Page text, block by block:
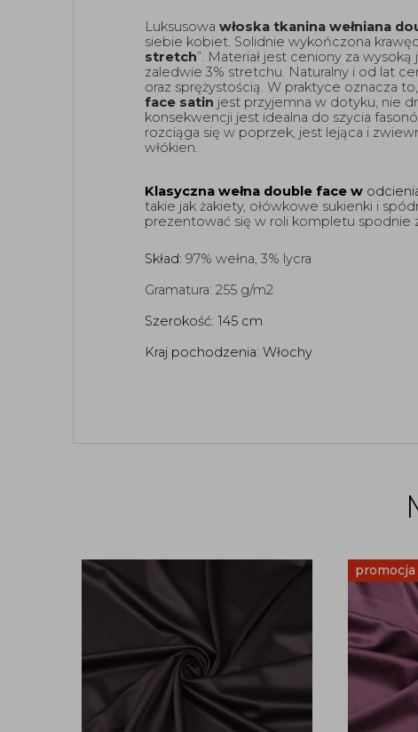
Luksusowa włoska tkanina wełniana
siebie kobiet. Solidnie wykończona
stretch”. Materiał jest ceniony za wysoką
zaledwie 3% stretchu. Naturalny i od lat
oraz sprężystością. W praktyce oznacza
face satin jest przyjemna w dotyku, nie
konsekwencji jest idealna do szycia
rozciąga się w poprzek, jest lejąca i
włókien.
Klasyczna wełna double face w
takie jak żakiety, ołówkowe sukienki i
prezentować się w roli kompletu spodnie
Skład: 97% wełna, 3% lycra
Gramatura: 255 g/m2
Szerokość: 145 cm
Kraj pochodzenia: Włochy
promocja